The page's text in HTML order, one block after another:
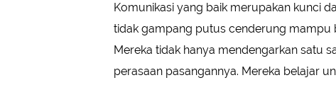
Komunikasi yang baik merupakan kunci
tidak gampang putus cenderung mampu
Mereka tidak hanya mendengarkan satu
perasaan pasangannya. Mereka belajar